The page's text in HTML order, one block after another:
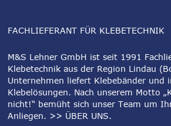
FACHLIEFERANT FÜR KLEBETECHNIK
M&S Lehner GmbH ist seit 1991
Klebetechnik aus der Region Lindau
Unternehmen liefert Klebebänder und
Klebelösungen. Nach unserem Motto
nicht!“ bemüht sich unser Team um
Anliegen. >> ÜBER UNS.